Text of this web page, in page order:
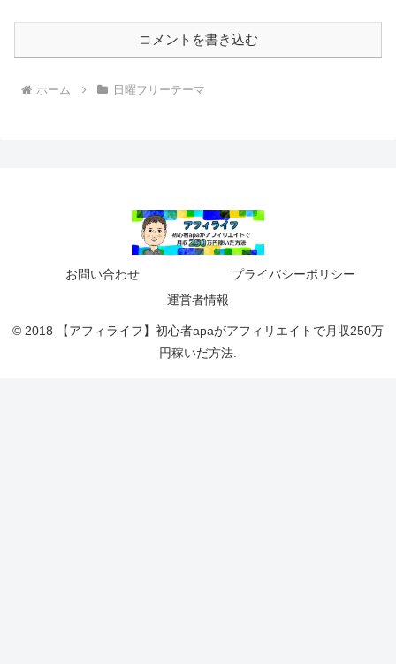
コメントを書き込む
ホーム 日曜フリーテーマ
お問い合わせ
プライバシーポリシー
運営者情報
© 2018 【アフィライフ】初心者apaがアフィリエイトで月収250万
円稼いだ方法.